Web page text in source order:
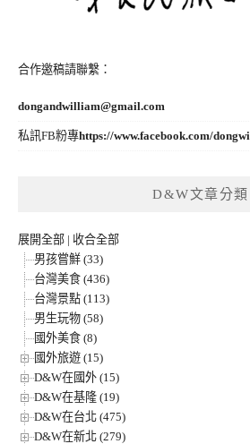
合作邀稿請聯繫：
dongandwilliam@gmail.com
私訊FB粉專https://www.facebook.com/
D&W文章分類
展開全部 | 收合全部
男孩嘗鮮 (33)
台灣美食 (436)
台灣景點 (113)
男生玩物 (58)
國外美食 (8)
國外旅遊 (15)
D&W在國外 (15)
D&W在基隆 (19)
D&W在台北 (475)
D&W在新北 (279)